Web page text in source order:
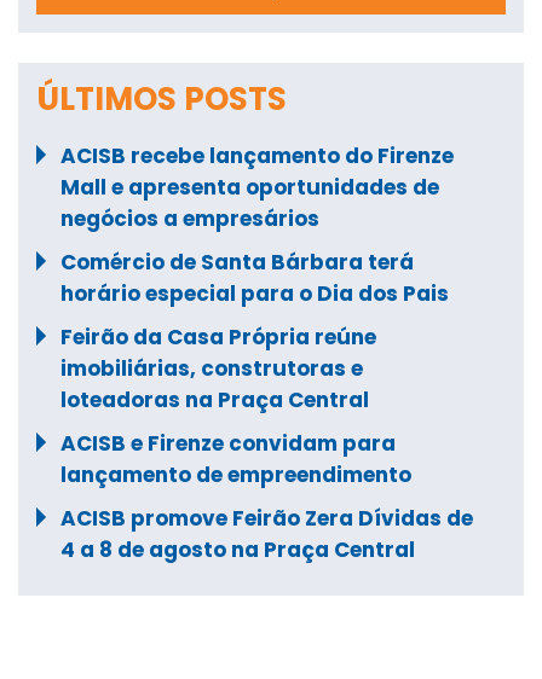
ÚLTIMOS POSTS
ACISB recebe lançamento do Firenze
Mall e apresenta oportunidades de
negócios a empresários
Comércio de Santa Bárbara terá
horário especial para o Dia dos Pais
Feirão da Casa Própria reúne
imobiliárias, construtoras e
loteadoras na Praça Central
ACISB e Firenze convidam para
lançamento de empreendimento
ACISB promove Feirão Zera Dívidas de
4 a 8 de agosto na Praça Central